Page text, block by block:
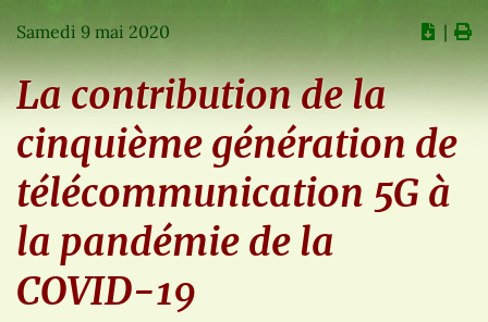
Samedi 9 mai 2020 ∣
La contribution de la
cinquième génération de
télécommunication 5G à
la pandémie de la
COVID-19